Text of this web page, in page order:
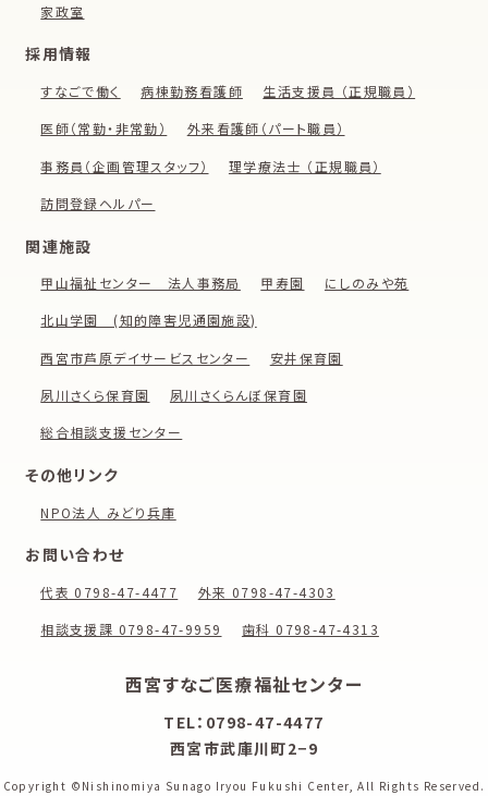
家政室
採用情報
すなごで働く 病棟勤務看護師 生活支援員 （正規職員）
医師（常勤・非常勤） 外来看護師（パート職員）
事務員（企画管理スタッフ） 理学療法士 （正規職員）
訪問登録ヘルパー
関連施設
甲山福祉センター 法人事務局 甲寿園 にしのみや苑
北山学園 (知的障害児通園施設)
西宮市芦原デイサービスセンター 安井保育園
夙川さくら保育園 夙川さくらんぼ保育園
総合相談支援センター
その他リンク
NPO法人 みどり兵庫
お問い合わせ
代表 0798-47-4477 外来 0798-47-4303
相談支援課 0798-47-9959 歯科 0798-47-4313
西宮すなご医療福祉センター
TEL：0798-47-4477
西宮市武庫川町2−9
Copyright ©Nishinomiya Sunago Iryou Fukushi Center,All Rights Reserved.